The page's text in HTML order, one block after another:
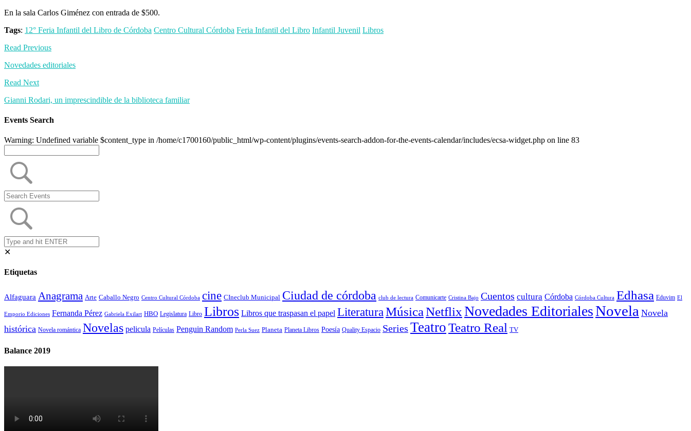
En la sala Carlos Giménez con entrada de $500.
Tags: 12° Feria Infantil del Libro de Córdoba Centro Cultural Córdoba Feria Infantil del Libro Infantil Juvenil Libros
Read Previous
Novedades editoriales
Read Next
Gianni Rodari, un imprescindible de la biblioteca familiar
Events Search
Warning: Undefined variable $content_type in /home/c1700160/public_html/wp-content/plugins/events-search-addon-for-the-events-calendar/includes/ecsa-widget.php on line 83
✕
Etiquetas
Alfaguara Anagrama Arte Caballo Negro Centro Cultural Córdoba cine CIneclub Municipal Ciudad de córdoba club de lectura Comunicarte Cristina Bajo Cuentos cultura Córdoba Córdoba Cultura Edhasa Eduvim El
Emporio Ediciones Fernanda Pérez Gabriela Exilart HBO Legislatura Libro Libros Libros que traspasan el papel LiteraturaMúsicaNetflixNovedades EditorialesNovela Novela
histórica Novela romántica Novelas pelicula Películas Penguin Random Perla Suez Planeta Planeta Libros Poesía Quality Espacio Series TeatroTeatro Real TV
Balance 2019